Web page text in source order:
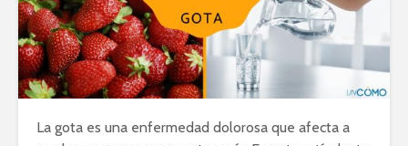
La gota es una enfermedad dolorosa que afecta a